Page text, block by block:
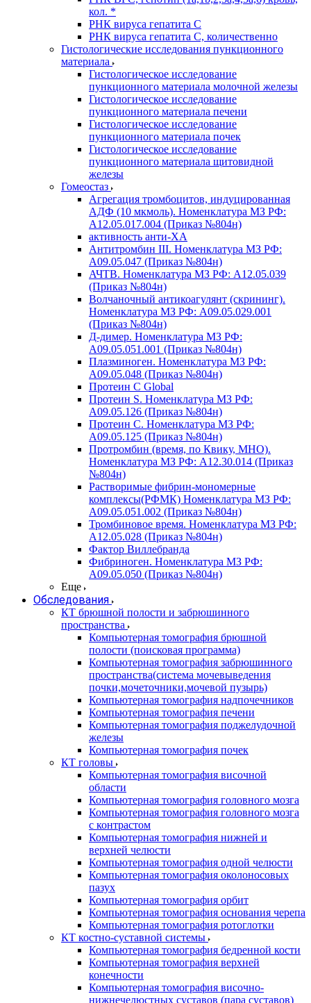
кол. *
РНК вируса гепатита C
РНК вируса гепатита C, количественно
Гистологические исследования пункционного
материала
Гистологическое исследование
пункционного материала молочной железы
Гистологическое исследование
пункционного материала печени
Гистологическое исследование
пункционного материала почек
Гистологическое исследование
пункционного материала щитовидной
железы
Гомеостаз
Агрегация тромбоцитов, индуцированная
АДФ (10 мкмоль). Номенклатура МЗ РФ:
A12.05.017.004 (Приказ №804н)
активность анти-ХА
Антитромбин III. Номенклатура МЗ РФ:
A09.05.047 (Приказ №804н)
АЧТВ. Номенклатура МЗ РФ: A12.05.039
(Приказ №804н)
Волчаночный антикоагулянт (скрининг).
Номенклатура МЗ РФ: A09.05.029.001
(Приказ №804н)
Д-димер. Номенклатура МЗ РФ:
A09.05.051.001 (Приказ №804н)
Плазминоген. Номенклатура МЗ РФ:
A09.05.048 (Приказ №804н)
Протеин C Global
Протеин S. Номенклатура МЗ РФ:
A09.05.126 (Приказ №804н)
Протеин С. Номенклатура МЗ РФ:
A09.05.125 (Приказ №804н)
Протромбин (время, по Квику, МНО).
Номенклатура МЗ РФ: A12.30.014 (Приказ
№804н)
Растворимые фибрин-мономерные
комплексы(РФМК) Номенклатура МЗ РФ:
A09.05.051.002 (Приказ №804н)
Тромбиновое время. Номенклатура МЗ РФ:
A12.05.028 (Приказ №804н)
Фактор Виллебранда
Фибриноген. Номенклатура МЗ РФ:
A09.05.050 (Приказ №804н)
Еще
Обследования
КТ брюшной полости и забрюшинного
пространства
Компьютерная томография брюшной
полости (поисковая программа)
Компьютерная томография забрюшинного
пространства(система мочевыведения
почки,мочеточники,мочевой пузырь)
Компьютерная томография надпочечников
Компьютерная томография печени
Компьютерная томография поджелудочной
железы
Компьютерная томография почек
КТ головы
Компьютерная томография височной
области
Компьютерная томография головного мозга
Компьютерная томография головного мозга
с контрастом
Компьютерная томография нижней и
верхней челюсти
Компьютерная томография одной челюсти
Компьютерная томография околоносовых
пазух
Компьютерная томография орбит
Компьютерная томография основания черепа
Компьютерная томография ротоглотки
КТ костно-суставной системы
Компьютерная томография бедренной кости
Компьютерная томография верхней
конечности
Компьютерная томография височно-
нижнечелюстных суставов (пара суставов)